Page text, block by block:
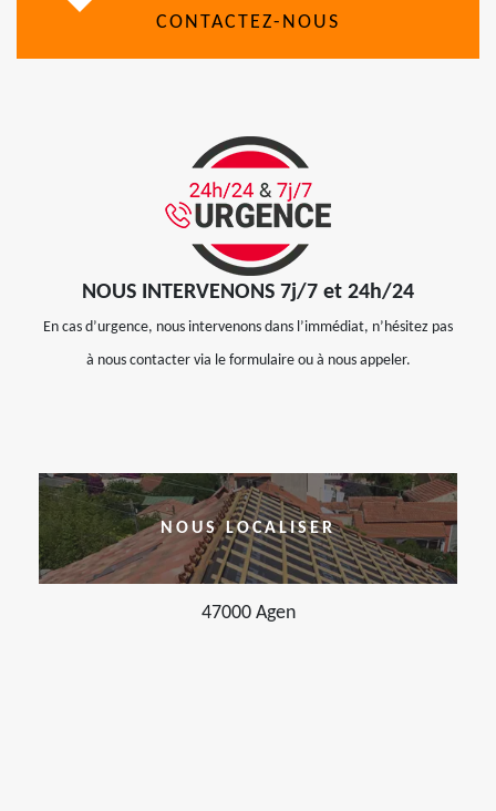
CONTACTEZ-NOUS
NOUS INTERVENONS 7j/7 et 24h/24
En cas d’urgence, nous intervenons dans l’immédiat, n’hésitez pas
à nous contacter via le formulaire ou à nous appeler.
NOUS LOCALISER
47000 Agen